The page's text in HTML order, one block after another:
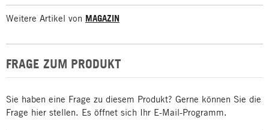
Weitere Artikel von MAGAZIN
FRAGE ZUM PRODUKT
Sie haben eine Frage zu diesem Produkt? Gerne können Sie die
Frage hier stellen. Es öffnet sich Ihr E-Mail-Programm.